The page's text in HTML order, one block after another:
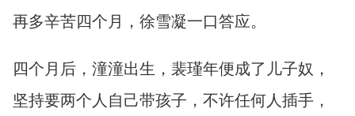
再多辛苦四个月，徐雪凝一口答应。
四个月后，潼潼出生，裴瑾年便成了儿子奴，
坚持要两个人自己带孩子，不许任何人插手，